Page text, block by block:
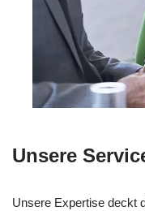
Unsere
Unsere Expertise deckt